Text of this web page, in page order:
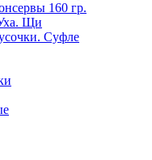
160 гр.
Щи
Суфле